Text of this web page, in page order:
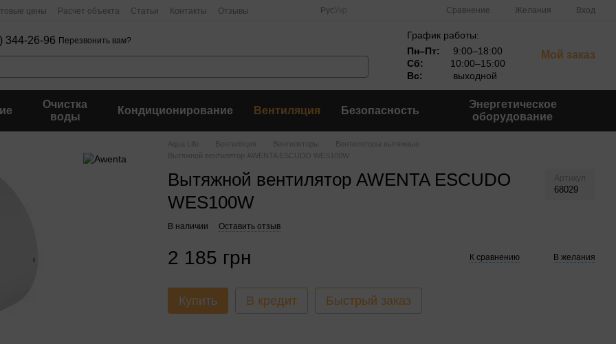
цены Расчет объекта Статьи Контакты Отзывы Рус Сравнение Желания Вход
344-26-96 Перезвонить вам?
График работы:
Пн–Пт:
9:00–18:00
Сб:
10:00–15:00
Вс:
выходной
Мой заказ
Очистка
воды
Кондиционирование Вентиляция Безопасность
Энергетическое
оборудование
Aqua Life Вентиляция Вентиляторы
Вентиляторы вытяжные
Вытяжной вентилятор AWENTA ESCUDO WES100W
Вытяжной вентилятор AWENTA ESCUDO
WES100W
68029
В наличии Оставить отзыв
2 185 грн К сравнению В желания
Купить В кредит Быстрый заказ